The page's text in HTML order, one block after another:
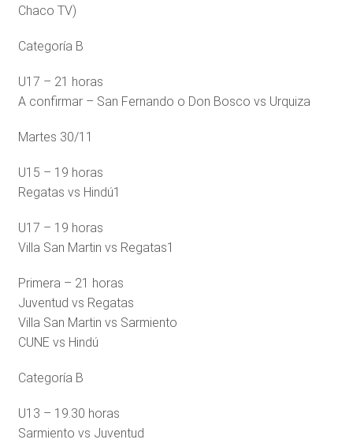
Chaco TV)
Categoría B
U17 – 21 horas
A confirmar – San Fernando o Don Bosco vs Urquiza
Martes 30/11
U15 – 19 horas
Regatas vs Hindú1
U17 – 19 horas
Villa San Martin vs Regatas1
Primera – 21 horas
Juventud vs Regatas
Villa San Martin vs Sarmiento
CUNE vs Hindú
Categoría B
U13 – 19.30 horas
Sarmiento vs Juventud